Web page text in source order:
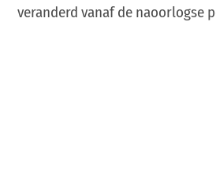
veranderd vanaf de naoorlogse